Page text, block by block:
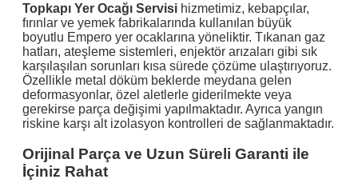
Topkapı Yer Ocağı Servisi hizmetimiz, kebapçılar,
fırınlar ve yemek fabrikalarında kullanılan büyük
boyutlu Empero yer ocaklarına yöneliktir. Tıkanan gaz
hatları, ateşleme sistemleri, enjektör arızaları gibi sık
karşılaşılan sorunları kısa sürede çözüme ulaştırıyoruz.
Özellikle metal döküm beklerde meydana gelen
deformasyonlar, özel aletlerle giderilmekte veya
gerekirse parça değişimi yapılmaktadır. Ayrıca yangın
riskine karşı alt izolasyon kontrolleri de sağlanmaktadır.
Orijinal Parça ve Uzun Süreli Garanti ile
İçiniz Rahat